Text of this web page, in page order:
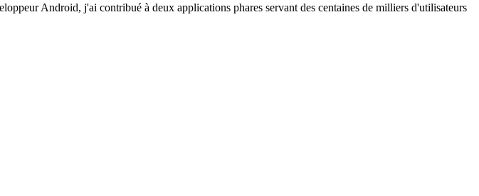
Android, j'ai contribué à deux applications phares servant des centaines de milliers d'utilisateurs